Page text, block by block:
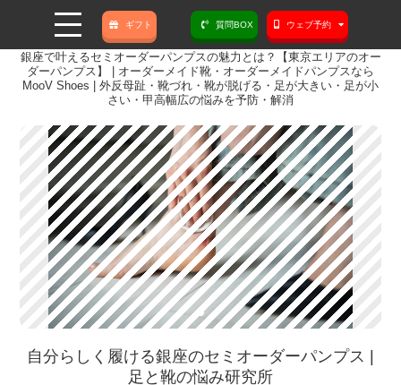
ギフト 質問BOX ウェブ予約
銀座で叶えるセミオーダーパンプスの魅力とは？【東京エリアのオー
ダーパンプス】 | オーダーメイド靴・オーダーメイドパンプスなら
MooV Shoes | 外反母趾・靴づれ・靴が脱げる・足が大きい・足が小
さい・甲高幅広の悩みを予防・解消
自分らしく履ける銀座のセミオーダーパンプス |
足と靴の悩み研究所